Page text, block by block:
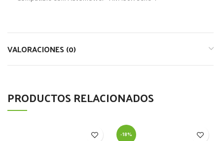
VALORACIONES (0)
PRODUCTOS RELACIONADOS
-18%